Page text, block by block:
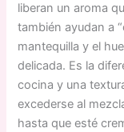
liberan un aroma
también ayudan a
mantequilla y el
delicada. Es la
cocina y una
excederse al
hasta que esté